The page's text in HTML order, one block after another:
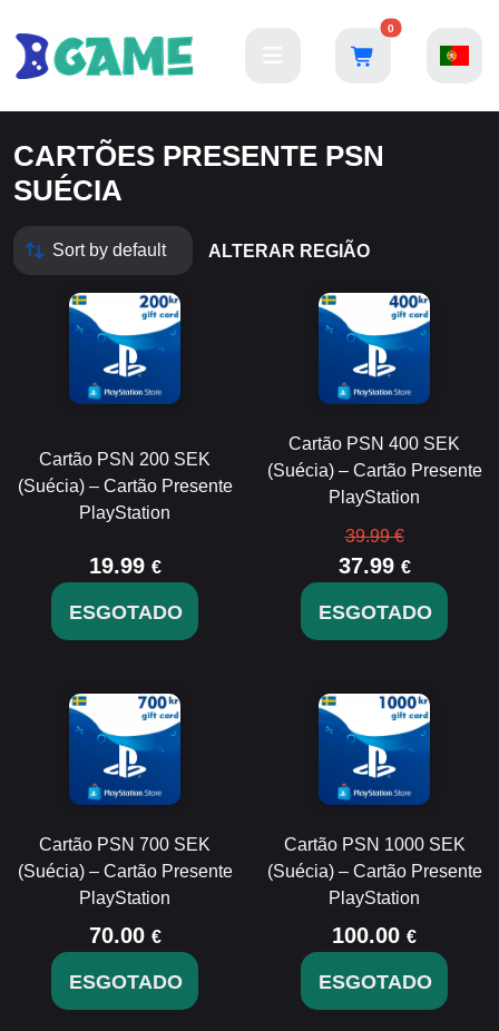
0
CARTÕES PRESENTE PSN
SUÉCIA
ALTERAR REGIÃO
Cartão PSN 200 SEK
(Suécia) – Cartão Presente
PlayStation
19.99 €
ESGOTADO
Cartão PSN 400 SEK
(Suécia) – Cartão Presente
PlayStation
39.99 €
37.99 €
ESGOTADO
Cartão PSN 700 SEK
(Suécia) – Cartão Presente
PlayStation
70.00 €
ESGOTADO
Cartão PSN 1000 SEK
(Suécia) – Cartão Presente
PlayStation
100.00 €
ESGOTADO